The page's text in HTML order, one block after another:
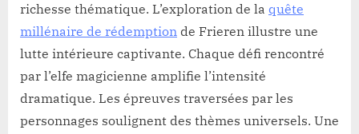
richesse thématique. L’exploration de la quête
millénaire de rédemption de Frieren illustre une
lutte intérieure captivante. Chaque défi rencontré
par l’elfe magicienne amplifie l’intensité
dramatique. Les épreuves traversées par les
personnages soulignent des thèmes universels. Une